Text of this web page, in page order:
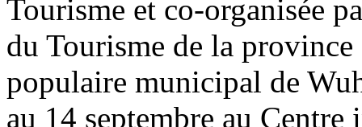
Tourisme et co-organisée
du Tourisme de la
populaire municipal de
au 14 septembre au